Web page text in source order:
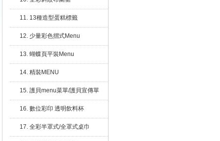
11. 13種造型蛋糕標籤
12. 少量彩色摺式Menu
13. 蝴蝶頁平裝Menu
14. 精裝MENU
15. 護貝menu菜單/護貝宣傳單
16. 數位彩印 透明飲料杯
17. 全彩半罩式/全罩式桌巾